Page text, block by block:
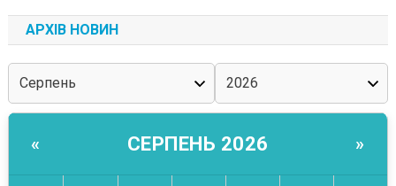
АРХІВ НОВИН
« СЕРПЕНЬ 2026 »